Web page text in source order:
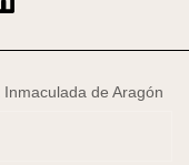
de Aragón